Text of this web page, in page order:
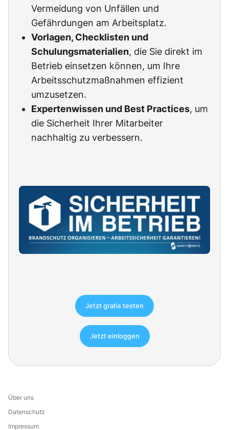
Vermeidung von Unfällen und
Gefährdungen am Arbeitsplatz.
Vorlagen, Checklisten und
Schulungsmaterialien, die Sie direkt im
Betrieb einsetzen können, um Ihre
Arbeitsschutzmaßnahmen effizient
umzusetzen.
Expertenwissen und Best Practices, um
die Sicherheit Ihrer Mitarbeiter
nachhaltig zu verbessern.
Jetzt gratis testen
Jetzt einloggen
Über uns
Datenschutz
Impressum